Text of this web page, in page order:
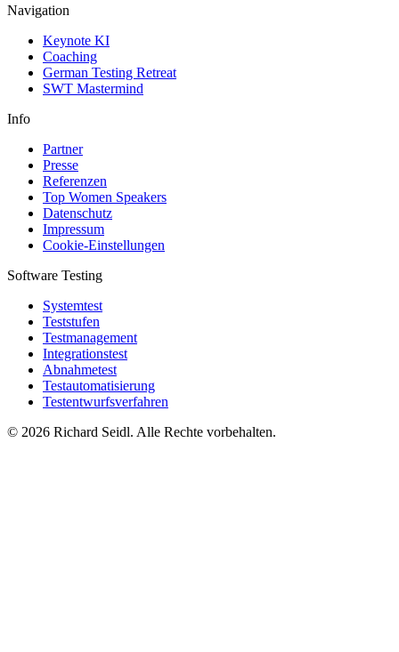
Navigation
Keynote KI
Coaching
German Testing Retreat
SWT Mastermind
Info
Partner
Presse
Referenzen
Top Women Speakers
Datenschutz
Impressum
Cookie-Einstellungen
Software Testing
Systemtest
Teststufen
Testmanagement
Integrationstest
Abnahmetest
Testautomatisierung
Testentwurfsverfahren
© 2026 Richard Seidl. Alle Rechte vorbehalten.